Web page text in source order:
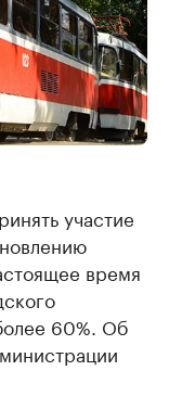
участие
время
60%. Об